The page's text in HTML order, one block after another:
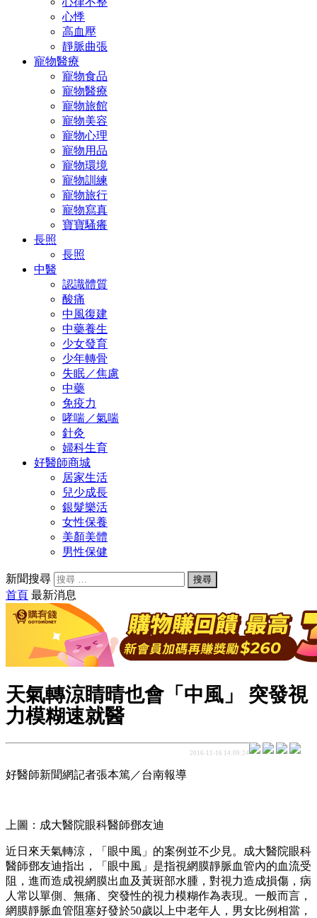
心悸
高血壓
靜脈曲張
寵物醫療
寵物食品
寵物醫療
寵物旅館
寵物美容
寵物心理
寵物用品
寵物環境
寵物訓練
寵物旅行
寵物寫真
寶寶騷癢
長照
長照
中醫
認識體質
酸痛
中風復建
中藥養生
少女發育
少年轉骨
失眠／焦慮
中藥
免疫力
哮喘／氣喘
針灸
婦科生育
好醫師商城
居家生活
兒少成長
銀髮樂活
女性保養
美顏美體
男性保健
新聞搜尋
首頁 最新消息
天氣轉涼睛晴也會「中風」 突發視
力模糊速就醫
2016-11-16 14:09:24
好醫師新聞網記者張本篤／台南報導
上圖：成大醫院眼科醫師鄧友迪
近日來天氣轉涼，「眼中風」的案例並不少見。成大醫院眼科
醫師鄧友迪指出，「眼中風」是指視網膜靜脈血管內的血流受
阻，進而造成視網膜出血及黃斑部水腫，對視力造成損傷，病
人常以單側、無痛、突發性的視力模糊作為表現。一般而言，
網膜靜脈血管阻塞好發於50歲以上中老年人，男女比例相當，